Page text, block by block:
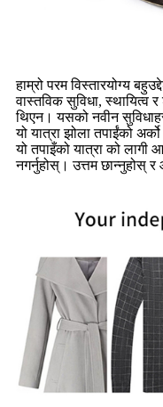
हाम्रो परम विस्तारयोग्य
वास्तविक सुविधा, स्थायित्व
थिएन। यसको नवीन
यो यात्रा झोला तपाईंको
यो तपाइँको यात्रा को
नगर्नुहोस्। उत्तम छान्नुहोस् र